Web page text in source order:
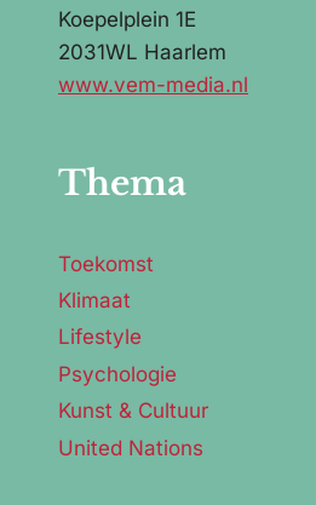
Koepelplein 1E
2031WL Haarlem
www.vem-media.nl
Thema
Toekomst
Klimaat
Lifestyle
Psychologie
Kunst & Cultuur
United Nations